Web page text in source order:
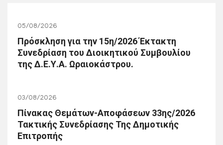
05/08/2026
Πρόσκληση για την 15η/2026 Έκτακτη
Συνεδρίαση του Διοικητικού Συμβουλίου
της Δ.Ε.Υ.Α. Ωραιοκάστρου.
03/08/2026
Πίνακας Θεμάτων-Αποφάσεων 33ης/2026
Τακτικής Συνεδρίασης Της Δημοτικής
Επιτροπής